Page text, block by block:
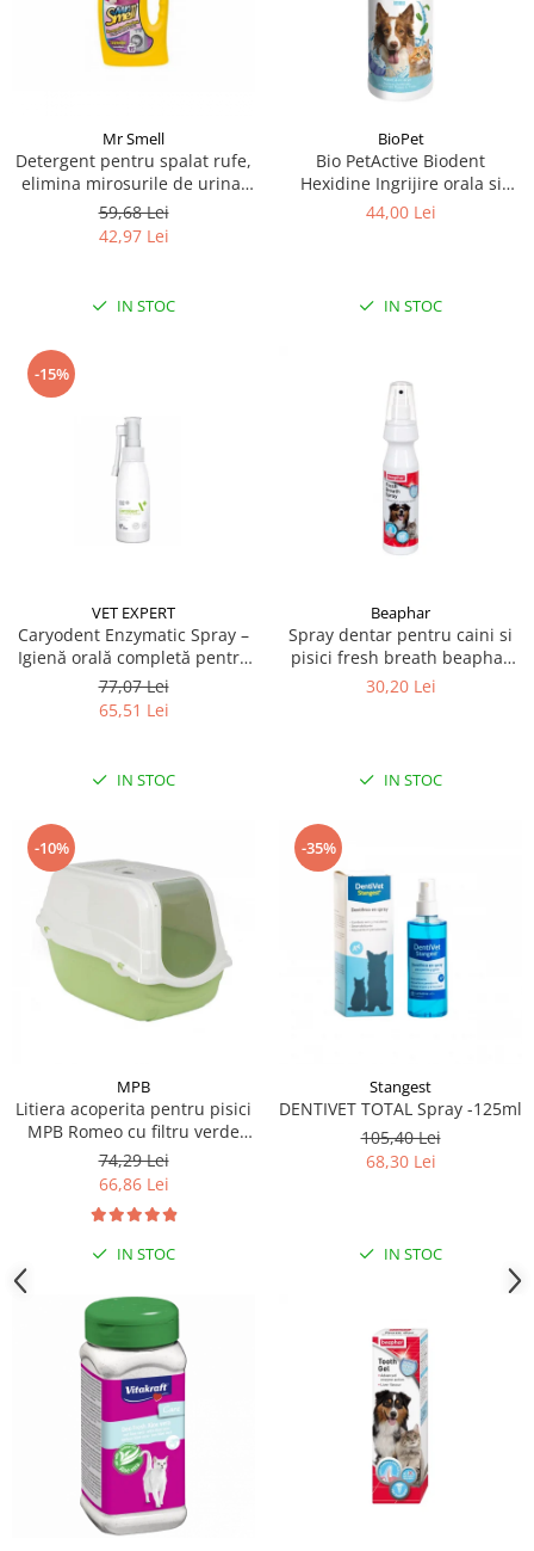
Mr Smell
Detergent pentru spalat rufe,
elimina mirosurile de urina,
Mr Smell, lavanda, 1L
59,68 Lei
42,97 Lei
IN STOC
BioPet
Bio PetActive Biodent
Hexidine Ingrijire orala si
dentara pentru caini si pisici
44,00 Lei
IN STOC
-15%
VET EXPERT
Caryodent Enzymatic Spray –
Igienă orală completă pentru
câini și pisici, 75g
77,07 Lei
65,51 Lei
IN STOC
Beaphar
Spray dentar pentru caini si
pisici fresh breath beaphar
150ml
30,20 Lei
IN STOC
-10%
MPB
Litiera acoperita pentru pisici
MPB Romeo cu filtru verde
57x39x41(h)cm
74,29 Lei
66,86 Lei
IN STOC
-35%
Stangest
DENTIVET TOTAL Spray -125ml
105,40 Lei
68,30 Lei
IN STOC